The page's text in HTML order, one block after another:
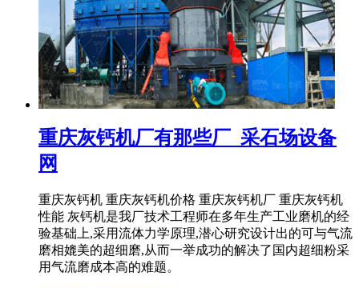
重庆灰钙机厂有那些厂_采石场设备
网
重庆灰钙机 重庆灰钙机价格 重庆灰钙机厂 重庆灰钙机
性能 灰钙机是我厂技术工程师在多年生产工业磨机的经
验基础上,采用流体力学原理,潜心研究设计出的可与气流
磨相媲美的超细磨,从而一举成功的解决了国内超细粉采
用气流磨成本高的难题。